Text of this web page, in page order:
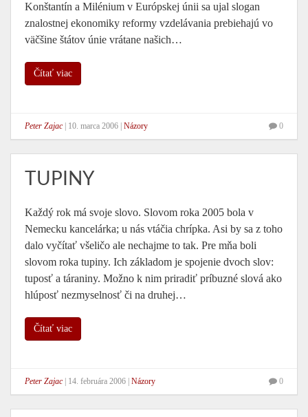
Konštantín a Milénium v Európskej únii sa ujal slogan
znalostnej ekonomiky reformy vzdelávania prebiehajú vo
väčšine štátov únie vrátane našich…
Čítať viac
Peter Zajac| 10. marca 2006 Názory 0
TUPINY
Každý rok má svoje slovo. Slovom roka 2005 bola v
Nemecku kancelárka; u nás vtáčia chrípka. Asi by sa z toho
dalo vyčítať všeličo ale nechajme to tak. Pre mňa boli
slovom roka tupiny. Ich základom je spojenie dvoch slov:
tuposť a táraniny. Možno k nim priradiť príbuzné slová ako
hlúposť nezmyselnosť či na druhej…
Čítať viac
Peter Zajac| 14. februára 2006 Názory 0